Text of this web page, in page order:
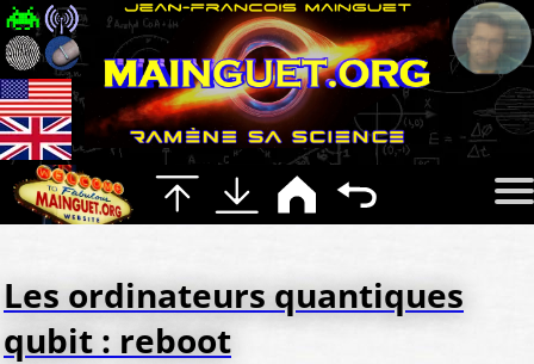
Les ordinateurs quantiques
qubit : reboot